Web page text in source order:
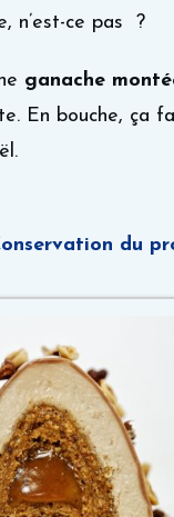
n’est-ce pas ?
ganache
En bouche, ça
du